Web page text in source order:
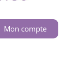
Mon compte